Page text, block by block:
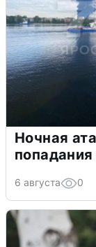
Ночная
6 августа 0